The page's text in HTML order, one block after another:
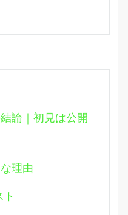
論｜初見は公開
理由